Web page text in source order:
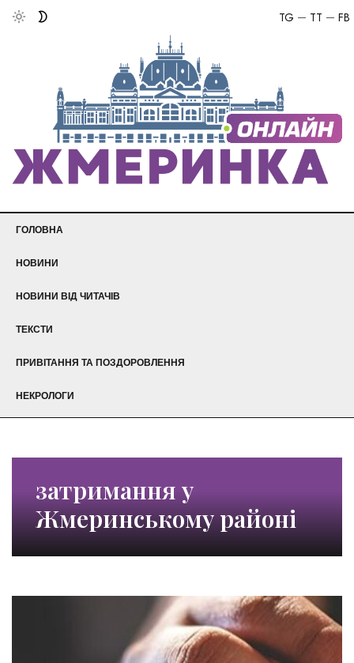
FB
TT
TG
ГОЛОВНА
НОВИНИ
НОВИНИ ВІД ЧИТАЧІВ
ТЕКСТИ
ПРИВІТАННЯ ТА ПОЗДОРОВЛЕННЯ
НЕКРОЛОГИ
затримання у
Жмеринському районі